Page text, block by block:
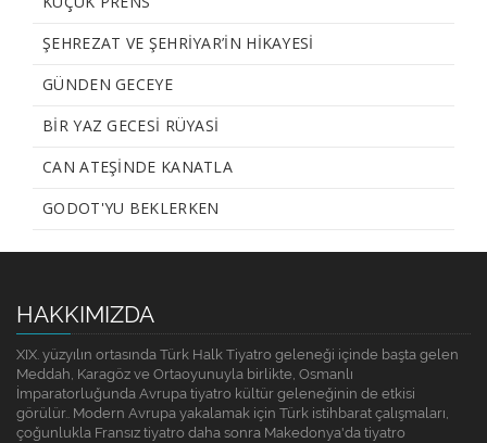
ŞEHREZAT VE ŞEHRIYAR’IN HIKAYESI
GÜNDEN GECEYE
BIR YAZ GECESI RÜYASI
CAN ATEŞINDE KANATLA
GODOT'YU BEKLERKEN
HAKKIMIZDA
XIX. yüzyılın ortasında Türk Halk Tiyatro geleneği içinde başta gelen
Meddah, Karagöz ve Ortaoyunuyla birlikte, Osmanlı
İmparatorluğunda Avrupa tiyatro kültür geleneğinin de etkisi
görülür.. Modern Avrupa yakalamak için Türk istihbarat çalışmaları,
çoğunlukla Fransız tiyatro daha sonra Makedonya'da tiyatro